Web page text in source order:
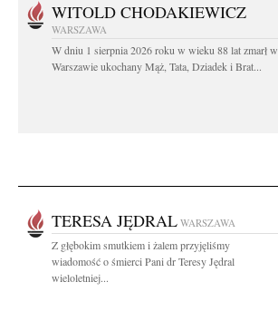
WITOLD CHODAKIEWICZ
WARSZAWA
W dniu 1 sierpnia 2026 roku w wieku 88 lat zmarł w
Warszawie ukochany Mąż, Tata, Dziadek i Brat...
TERESA JĘDRAL WARSZAWA
Z głębokim smutkiem i żalem przyjęliśmy
wiadomość o śmierci Pani dr Teresy Jędral
wieloletniej...